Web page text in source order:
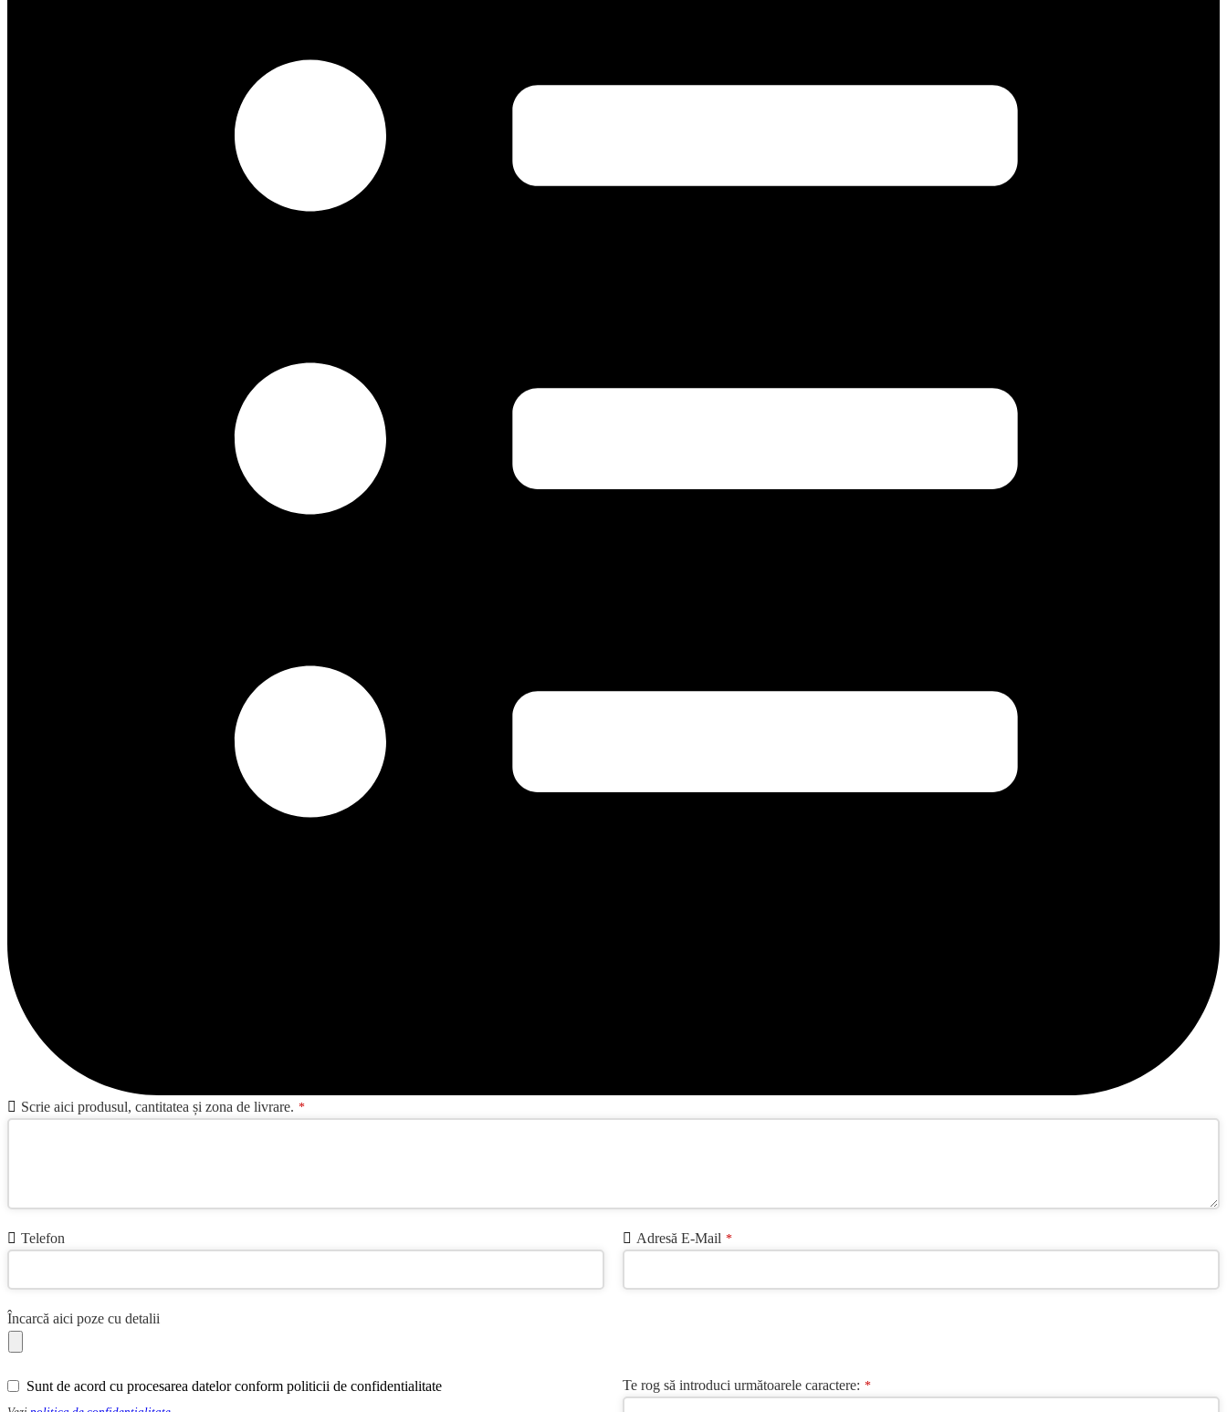
Scrie aici produsul, cantitatea și zona de livrare. *
Telefon Adresă E-Mail *
Încarcă aici poze cu detalii
Sunt de acord cu procesarea datelor conform politicii de confidentialitate Te rog să introduci următoarele caractere: *